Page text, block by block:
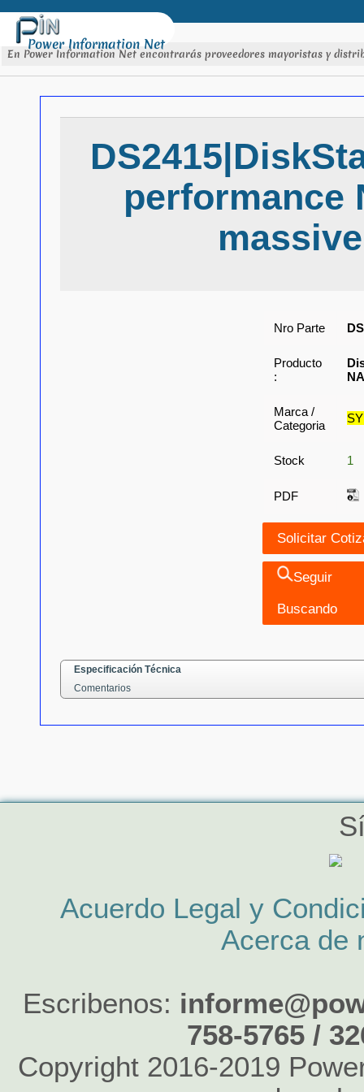
Power Information Net
En Power Information Net encontrarás proveedores mayoristas y
performance
Nro Parte
Producto
:
Marca /
Categoria
Stock 1
PDF
Seguir
Buscando
Especificación Técnica
Comentarios
Acuerdo Legal y
Acerca de
Escribenos:
758-5765 /
Copyright 2016-2019